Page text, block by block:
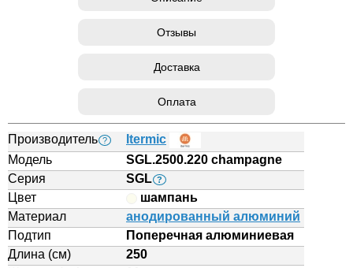
Отзывы
Доставка
Оплата
Производитель ?
Itermic
Модель
SGL.2500.220 champagne
Серия
SGL ?
Цвет
шампань
Материал
анодированный алюминий
Подтип
Поперечная алюминиевая
Длина (см)
250